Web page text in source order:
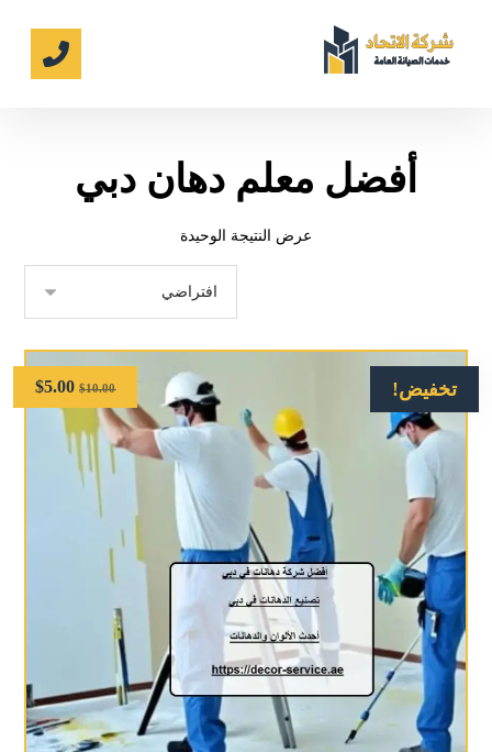
أفضل معلم دهان دبي
عرض النتيجة الوحيدة
تخفيض! $10.00
$5.00